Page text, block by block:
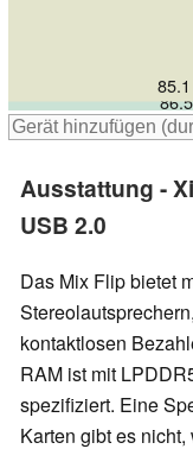
Ausstattung -
USB 2.0
Das Mix Flip bietet
kontaktlosen
RAM ist mit
spezifiziert. Eine
Karten gibt es